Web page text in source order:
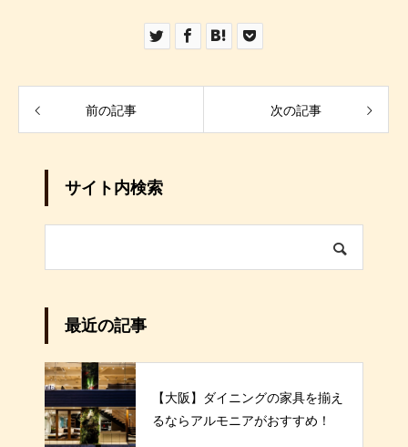
前の記事 次の記事
サイト内検索
最近の記事
【大阪】ダイニングの家具を揃え
るならアルモニアがおすすめ！